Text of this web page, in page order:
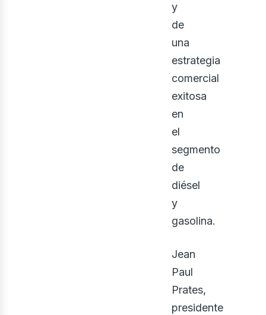
y
de
una
estrategia
comercial
exitosa
en
el
segmento
de
diésel
y
gasolina.
Jean
Paul
Prates,
presidente